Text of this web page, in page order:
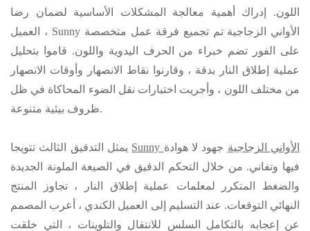
اللون. إدراك أهمية معالجة المشكلات الأساسية لضمان رضا
العميل ،
Sunny الأواني الزجاجية تم تجميع فرقة عمل متخصصة
على الفور تضم خبراء من الحرف اليدوية واللون. قاموا بتحليل
عملية إطلاق النار بدقة ، وقارنوا نقاط الانصهار وأوقات الانصهار
من مختلف اللون ، وأجريت اختبارات نقل الضوء المحاكاة في ظل
ظروف بيئية متنوعة.
Sunny الأواني الزجاجية جهود لا هوادة
فيها وتفاني. من خلال التحكم الدقيق في الصيغة الملونة الجديدة
والضغط المتكرر لمعلمات عملية إطلاق النار ، تجاوز المنتج
النهائي التوقعات. عند التسليم إلى العميل الكندي ، أعرب المصمم
عن إعجابه بالتكامل السلس للانتقال والتلوينات ، التي خلقت